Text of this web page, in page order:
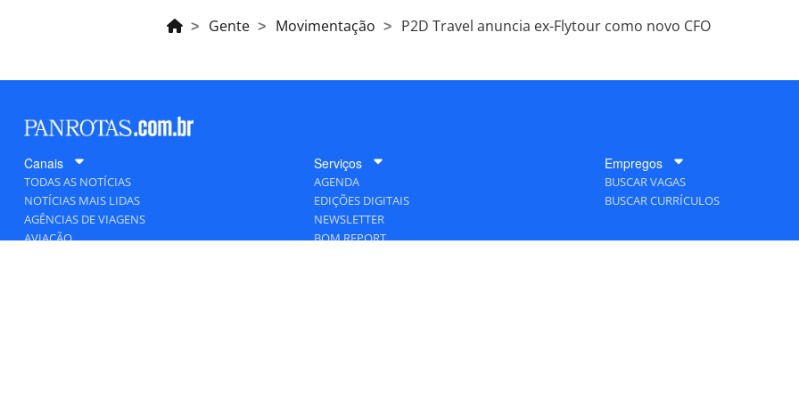
Gente Movimentação P2D Travel anuncia ex-Flytour como novo CFO
Canais
TODAS AS NOTÍCIAS
NOTÍCIAS MAIS LIDAS
AGÊNCIAS DE VIAGENS
AVIAÇÃO
Serviços
AGENDA
EDIÇÕES DIGITAIS
NEWSLETTER
BOM REPORT
Empregos
BUSCAR VAGAS
BUSCAR CURRÍCULOS